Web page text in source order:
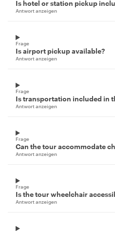
Is hotel or station pickup
Antwort anzeigen
Frage
Is airport pickup available?
Antwort anzeigen
Frage
Is transportation included in
Antwort anzeigen
Frage
Can the tour accommodate
Antwort anzeigen
Frage
Is the tour wheelchair
Antwort anzeigen